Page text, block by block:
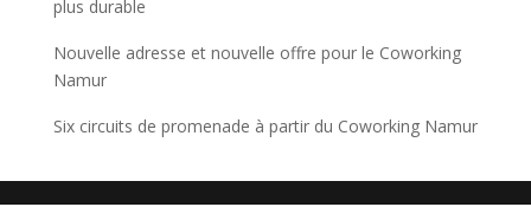
plus durable
Nouvelle adresse et nouvelle offre pour le Coworking
Namur
Six circuits de promenade à partir du Coworking Namur